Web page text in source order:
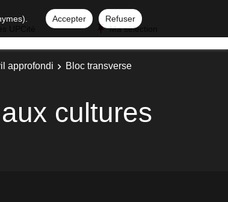
Accepter
Refuser
Ma sélection
approfondi
Bloc transverse
cultures